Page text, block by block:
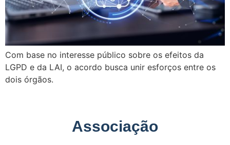
Com base no interesse público sobre os efeitos da
LGPD e da LAI, o acordo busca unir esforços entre os
dois órgãos.
Associação